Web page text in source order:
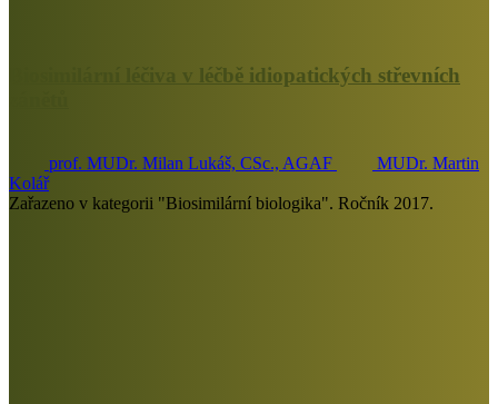
Biosimilární léčiva v léčbě idiopatických střevních
prof. MUDr. Milan Lukáš, CSc., AGAF
MUDr. Martin
Kolář
Zařazeno v kategorii "Biosimilární biologika". Ročník 2017.